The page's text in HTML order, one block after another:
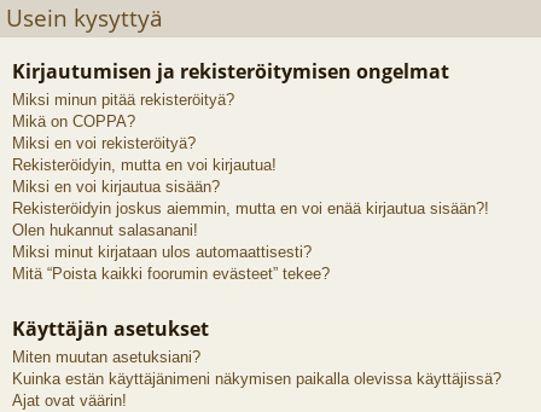
el
ua
lu
ee
t
si öi
Usein kysyttyä
Kirjautumisen ja rekisteröitymisen ongelmat
Miksi minun pitää rekisteröityä?
Mikä on COPPA?
Miksi en voi rekisteröityä?
Rekisteröidyin, mutta en voi kirjautua!
Miksi en voi kirjautua sisään?
Rekisteröidyin joskus aiemmin, mutta en voi enää kirjautua sisään?!
Olen hukannut salasanani!
Miksi minut kirjataan ulos automaattisesti?
Mitä “Poista kaikki foorumin evästeet” tekee?
Käyttäjän asetukset
Miten muutan asetuksiani?
Kuinka estän käyttäjänimeni näkymisen paikalla olevissa käyttäjissä?
Ajat ovat väärin!